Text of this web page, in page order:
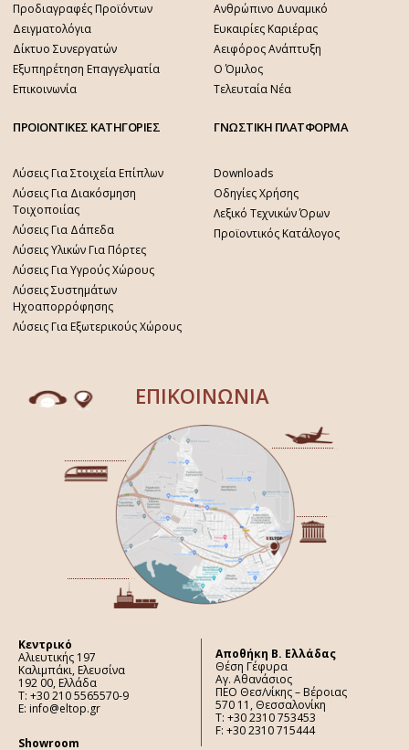
Προδιαγραφές Προϊόντων
Δειγματολόγια
Δίκτυο Συνεργατών
Εξυπηρέτηση Επαγγελματία
Επικοινωνία
Ανθρώπινο Δυναμικό
Ευκαιρίες Καριέρας
Αειφόρος Ανάπτυξη
Ο Όμιλος
Τελευταία Νέα
ΠΡΟΙΟΝΤΙΚΕΣ ΚΑΤΗΓΟΡΙΕΣ
Λύσεις Για Στοιχεία Επίπλων
Λύσεις Για Διακόσμηση
Τοιχοποιίας
Λύσεις Για Δάπεδα
Λύσεις Υλικών Για Πόρτες
Λύσεις Για Υγρούς Χώρους
Λύσεις Συστημάτων
Ηχοαπορρόφησης
Λύσεις Για Εξωτερικούς Χώρους
ΓΝΩΣΤΙΚΗ ΠΛΑΤΦΟΡΜΑ
Downloads
Οδηγίες Χρήσης
Λεξικό Τεχνικών Όρων
Προϊοντικός Κατάλογος
ΕΠΙΚΟΙΝΩΝΙΑ
Κεντρικό
Αλιευτικής 197
Καλιμπάκι, Ελευσίνα
192 00, Ελλάδα
Τ: +30 210 5565570-9
E: info@eltop.gr
Showroom
Aποθήκη Β. Ελλάδας
Θέση Γέφυρα
Αγ. Αθανάσιος
ΠΕΟ Θεσ/νίκης – Βέροιας
570 11, Θεσσαλονίκη
Τ: +30 2310 753453
F: +30 2310 715444